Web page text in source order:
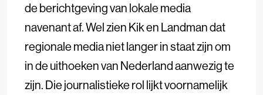
de berichtgeving van lokale media
navenant af. Wel zien Kik en Landman dat
regionale media niet langer in staat zijn om
in de uithoeken van Nederland aanwezig te
zijn. Die journalistieke rol lijkt voornamelijk